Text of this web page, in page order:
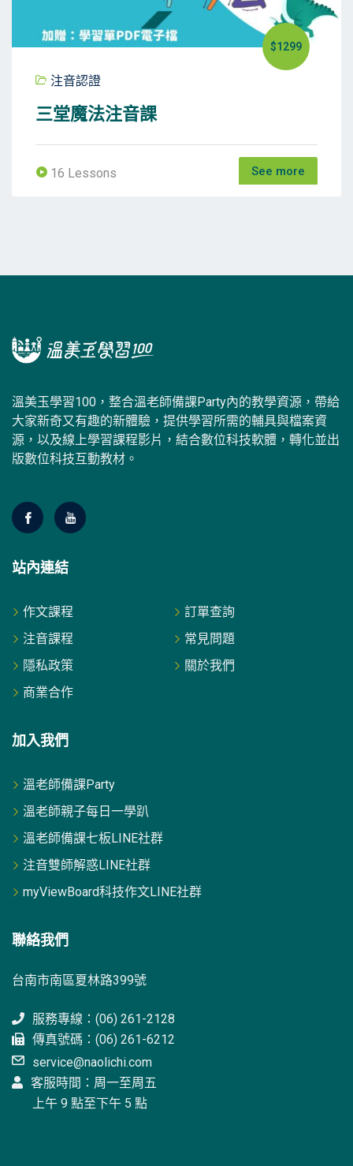
$1299
注音認證
三堂魔法注音課
16 Lessons See more
溫美玉學習100，整合溫老師備課Party內的教學資源，帶給
大家新奇又有趣的新體驗，提供學習所需的輔具與檔案資
源，以及線上學習課程影片，結合數位科技軟體，轉化並出
版數位科技互動教材。
站內連結
作文課程
訂單查詢
注音課程
常見問題
隱私政策
關於我們
商業合作
加入我們
溫老師備課Party
溫老師親子每日一學趴
溫老師備課七板LINE社群
注音雙師解惑LINE社群
myViewBoard科技作文LINE社群
聯絡我們
台南市南區夏林路399號
服務專線：(06) 261-2128
傳真號碼：(06) 261-6212
service@naolichi.com
客服時間：周一至周五
上午 9 點至下午 5 點